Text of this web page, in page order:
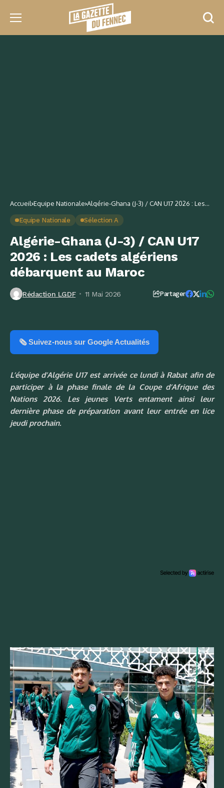
Accueil Equipe Nationale Algérie-Ghana (J-3) / CAN U17 2026 : Les
Equipe Nationale Sélection A
Algérie-Ghana (J-3) / CAN U17
2026 : Les cadets algériens
débarquent au Maroc
Rédaction LGDF 11 Mai 2026 Partager
🗞️ Suivez-nous sur Google Actualités
L’équipe d’Algérie U17 est arrivée ce lundi à Rabat afin de
participer à la phase finale de la Coupe d’Afrique des
Nations 2026. Les jeunes Verts entament ainsi leur
dernière phase de préparation avant leur entrée en lice
jeudi prochain.